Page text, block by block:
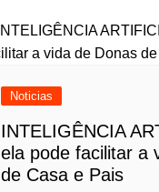
Noticias
INTELIGÊNCIA
ela pode facilitar a
de Casa e Pais